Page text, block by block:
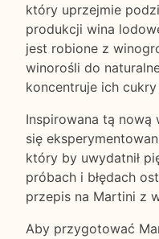
który uprzejmie
produkcji wina
jest robione z
winorośli do
koncentruje ich cukry
Inspirowana tą nową
się
który by uwydatnił
próbach i błędach
przepis na Martini z
Aby przygotować